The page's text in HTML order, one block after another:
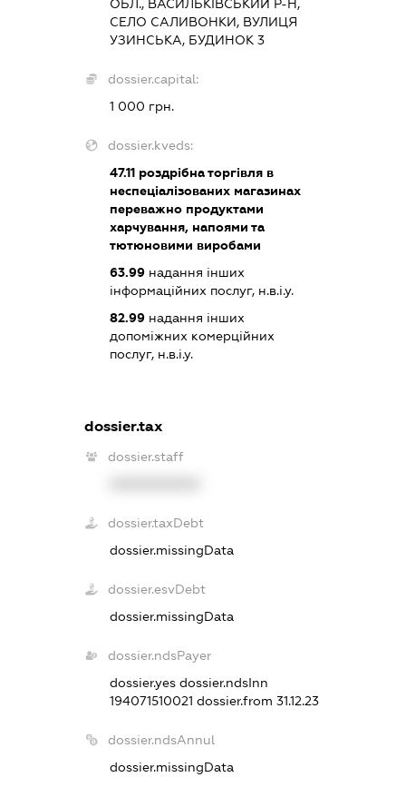
ОБЛ., ВАСИЛЬКІВСЬКИЙ Р-Н,
СЕЛО САЛИВОНКИ, ВУЛИЦЯ
УЗИНСЬКА, БУДИНОК 3
dossier.capital:
1 000 грн.
dossier.kveds:
47.11роздрібна торгівля в
неспеціалізованих магазинах
переважно продуктами
харчування, напоями та
тютюновими виробами
63.99надання інших
інформаційних послуг, н.в.і.у.
82.99надання інших
допоміжних комерційних
послуг, н.в.і.у.
dossier.tax
dossier.staff
dossier.taxDebt
dossier.missingData
dossier.esvDebt
dossier.missingData
dossier.ndsPayer
dossier.yes dossier.ndsInn
194071510021 dossier.from 31.12.23
dossier.ndsAnnul
dossier.missingData